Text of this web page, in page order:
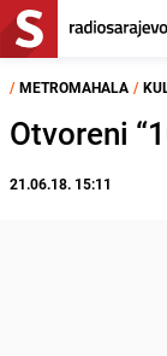
/ METROMAHALA /
Otvoreni
21.06.18. 15:11